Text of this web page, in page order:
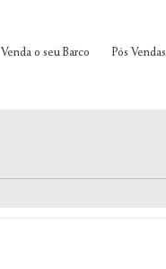
Venda o seu Barco Pós Vendas